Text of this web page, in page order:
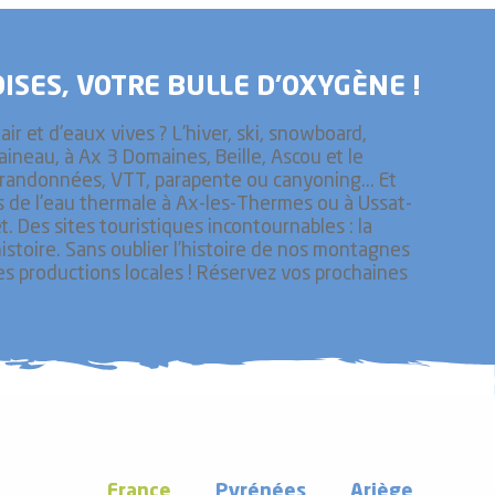
VOTRE BULLE D’OXYGÈNE !
et d'eaux vives ? L'hiver, ski, snowboard,
à Ax 3 Domaines, Beille, Ascou et le
VTT, parapente ou canyoning... Et
l'eau thermale à Ax-les-Thermes ou à Ussat-
Des sites touristiques incontournables : la
Sans oublier l’histoire de nos montagnes
productions locales ! Réservez vos prochaines